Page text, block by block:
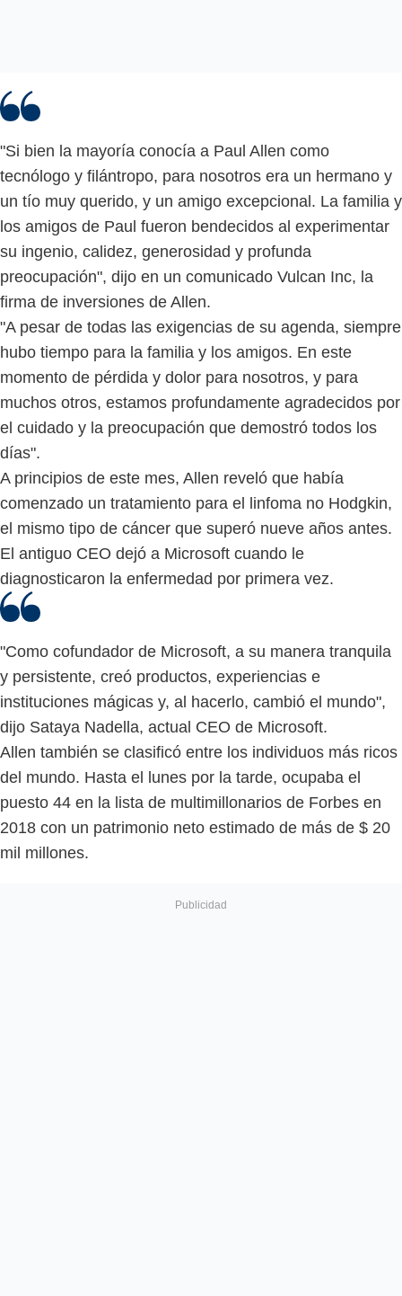
"Si bien la mayoría conocía a Paul Allen como
tecnólogo y filántropo, para nosotros era un hermano y
un tío muy querido, y un amigo excepcional. La familia y
los amigos de Paul fueron bendecidos al experimentar
su ingenio, calidez, generosidad y profunda
preocupación", dijo en un comunicado Vulcan Inc, la
firma de inversiones de Allen.
"A pesar de todas las exigencias de su agenda, siempre
hubo tiempo para la familia y los amigos. En este
momento de pérdida y dolor para nosotros, y para
muchos otros, estamos profundamente agradecidos por
el cuidado y la preocupación que demostró todos los
días".
A principios de este mes, Allen reveló que había
comenzado un tratamiento para el linfoma no Hodgkin,
el mismo tipo de cáncer que superó nueve años antes.
El antiguo CEO dejó a Microsoft cuando le
diagnosticaron la enfermedad por primera vez.
"Como cofundador de Microsoft, a su manera tranquila
y persistente, creó productos, experiencias e
instituciones mágicas y, al hacerlo, cambió el mundo",
dijo Sataya Nadella, actual CEO de Microsoft.
Allen también se clasificó entre los individuos más ricos
del mundo. Hasta el lunes por la tarde, ocupaba el
puesto 44 en la lista de multimillonarios de Forbes en
2018 con un patrimonio neto estimado de más de $ 20
mil millones.